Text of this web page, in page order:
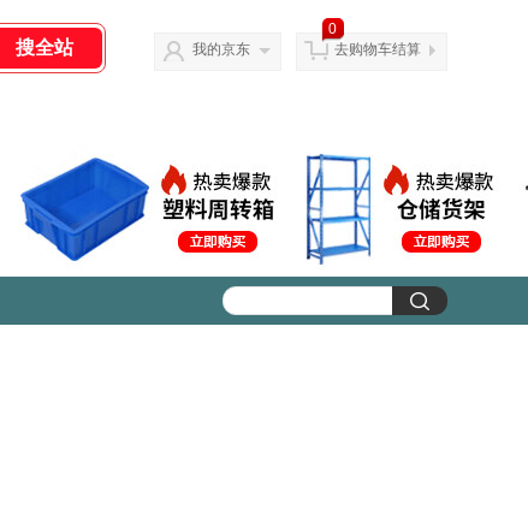
我的京东
0
去购物车结算